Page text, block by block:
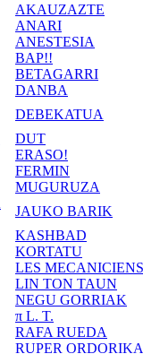
AKAUZAZTE
ANARI
ANESTESIA
BAP!!
BETAGARRI
DANBA
DEBEKATUA
DUT
ERASO!
FERMIN
MUGURUZA
JAUKO BARIK
KASHBAD
KORTATU
LES MECANICIENS
LIN TON TAUN
NEGU GORRIAK
π L. T.
RAFA RUEDA
RUPER ORDORIKA